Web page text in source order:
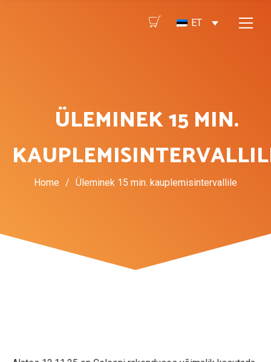
ET
ÜLEMINEK 15 MIN.
Home / Üleminek 15 min. kauplemisintervallile